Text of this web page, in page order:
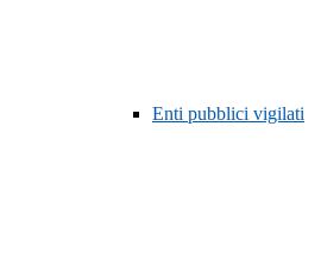
Enti pubblici vigilati